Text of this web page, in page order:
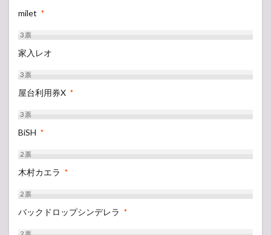
milet *
3票
家入レオ
3票
屋台利用券X *
3票
BiSH *
2票
木村カエラ *
2票
バックドロップシンデレラ *